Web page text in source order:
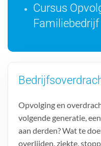
Cursus
Familiebedrijf
Opvolging en
volgende generatie,
aan derden? Wat te
overlijden, ziekte,